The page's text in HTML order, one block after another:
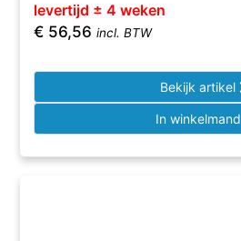
levertijd ± 4 weken
€ 56,56 incl. BTW
Bekijk artikel
In winkelmand